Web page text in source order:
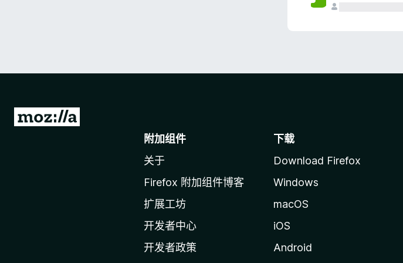
转
附加组件
关于
Firefox 附加组件博客
扩展工坊
开发者中心
开发者政策
下载
Download Firefox
Windows
macOS
iOS
Android